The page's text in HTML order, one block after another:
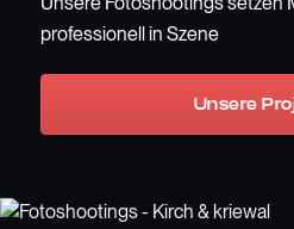
professionell in Szene
Unsere